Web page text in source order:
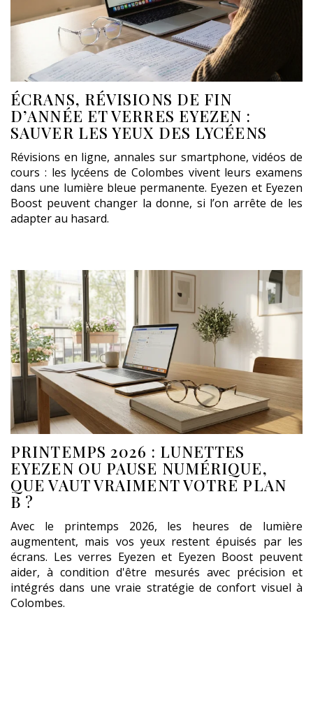
ÉCRANS, RÉVISIONS DE FIN
D’ANNÉE ET VERRES EYEZEN :
SAUVER LES YEUX DES LYCÉENS
Révisions en ligne, annales sur smartphone, vidéos de
cours : les lycéens de Colombes vivent leurs examens
dans une lumière bleue permanente. Eyezen et Eyezen
Boost peuvent changer la donne, si l’on arrête de les
adapter au hasard.
PRINTEMPS 2026 : LUNETTES
EYEZEN OU PAUSE NUMÉRIQUE,
QUE VAUT VRAIMENT VOTRE PLAN
B ?
Avec le printemps 2026, les heures de lumière
augmentent, mais vos yeux restent épuisés par les
écrans. Les verres Eyezen et Eyezen Boost peuvent
aider, à condition d'être mesurés avec précision et
intégrés dans une vraie stratégie de confort visuel à
Colombes.